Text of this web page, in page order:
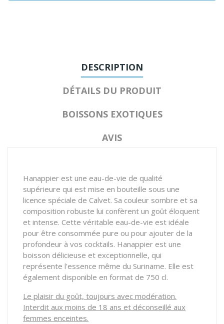
DESCRIPTION
DÉTAILS DU PRODUIT
BOISSONS EXOTIQUES
AVIS
Hanappier est une eau-de-vie de qualité
supérieure qui est mise en bouteille sous une
licence spéciale de Calvet. Sa couleur sombre et sa
composition robuste lui confèrent un goût éloquent
et intense. Cette véritable eau-de-vie est idéale
pour être consommée pure ou pour ajouter de la
profondeur à vos cocktails. Hanappier est une
boisson délicieuse et exceptionnelle, qui
représente l'essence même du Suriname. Elle est
également disponible en format de 750 cl.
Le plaisir du goût, toujours avec modération.
Interdit aux moins de 18 ans et déconseillé aux
femmes enceintes.